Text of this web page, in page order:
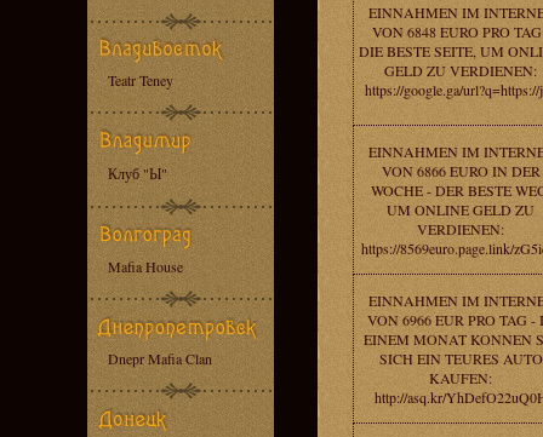
Teatr Teney
Клуб "Ы"
Mafia House
Dnepr Mafia Clan
EINNAHMEN IM
VON 6848 EURO PRO
DIE BESTE SEITE, UM
GELD ZU VERDIENEN:
https://google.ga/url?q=https://
EINNAHMEN IM
VON 6866 EURO IN DER
WOCHE - DER BESTE
UM ONLINE GELD ZU
VERDIENEN:
https://8569euro.page.link/
EINNAHMEN IM
VON 6966 EUR PRO TAG -
EINEM MONAT KONNEN
SICH EIN TEURES AUTO
KAUFEN:
http://asq.kr/